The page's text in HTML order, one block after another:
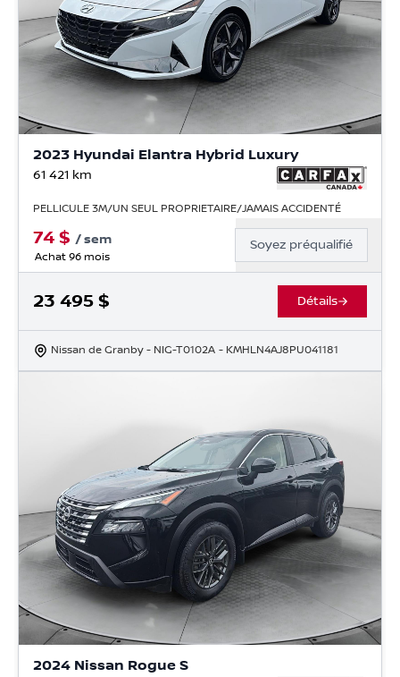
2023 Hyundai Elantra Hybrid Luxury
61 421 km
PELLICULE 3M/UN SEUL PROPRIETAIRE/JAMAIS ACCIDENTÉ
74 $ /sem
Achat 96 mois
Soyez préqualifié
23 495 $ Détails
Nissan de Granby - NIG-T0102A - KMHLN4AJ8PU041181
2024 Nissan Rogue S